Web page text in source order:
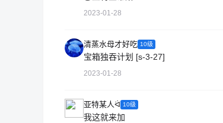
2023-01-28
清蒸水母才好吃 10级
宝箱独吞计划 [s-3-27]
2023-01-28
亚特某人ᐛ 10级
我这就来加